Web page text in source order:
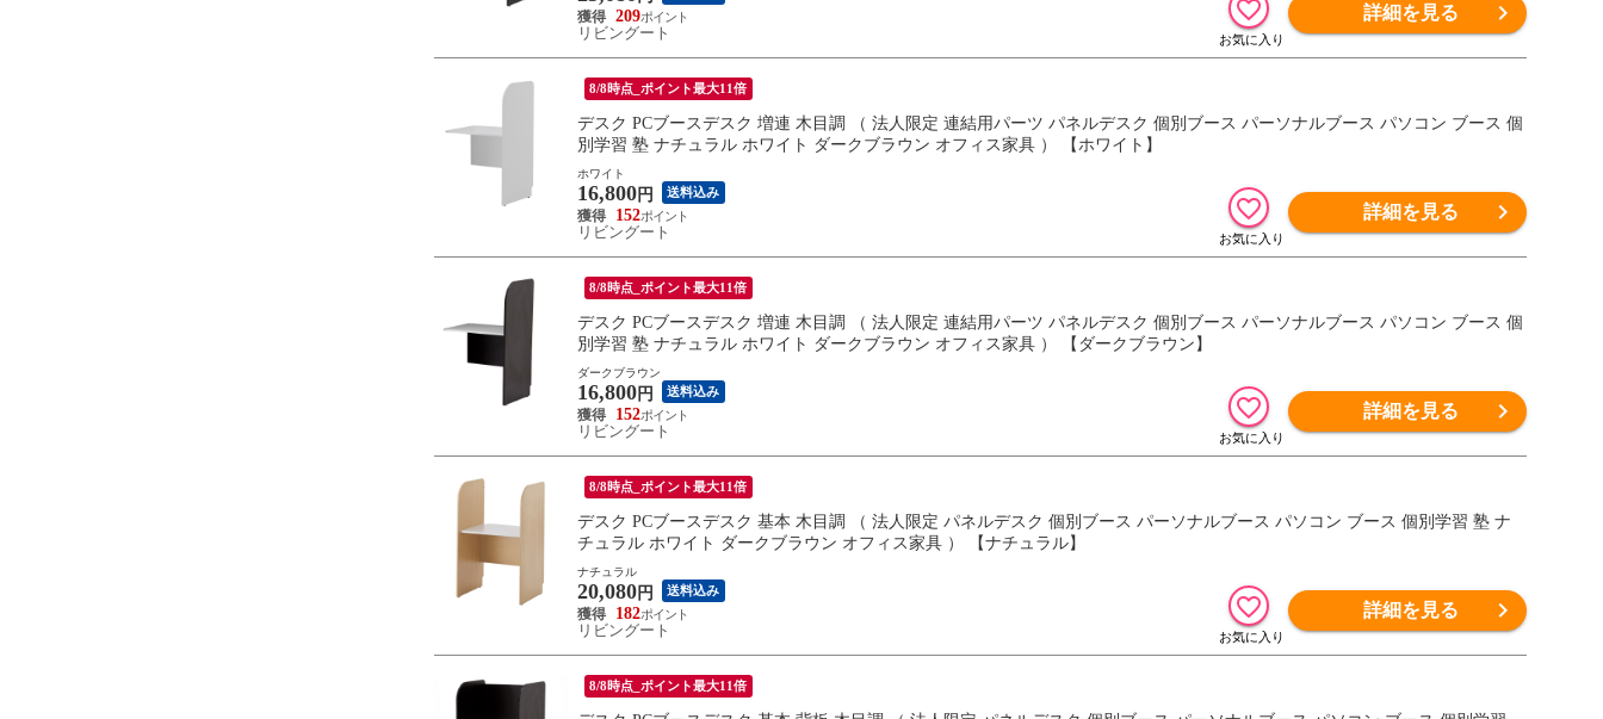
209
リビングート
詳細を見る
8/8時点_ポイント最大11倍
デスク PCブースデスク 増連 木目調 （ 法人限定 連結用パーツ パネルデスク 個別ブース パーソナルブース パソコン ブース 個
別学習 塾 ナチュラル ホワイト ダークブラウン オフィス家具 ） 【ホワイト】
ホワイト
16,800 円 送料込み
152
リビングート
詳細を見る
8/8時点_ポイント最大11倍
デスク PCブースデスク 増連 木目調 （ 法人限定 連結用パーツ パネルデスク 個別ブース パーソナルブース パソコン ブース 個
別学習 塾 ナチュラル ホワイト ダークブラウン オフィス家具 ） 【ダークブラウン】
ダークブラウン
16,800 円 送料込み
152
リビングート
詳細を見る
8/8時点_ポイント最大11倍
デスク PCブースデスク 基本 木目調 （ 法人限定 パネルデスク 個別ブース パーソナルブース パソコン ブース 個別学習 塾 ナ
チュラル ホワイト ダークブラウン オフィス家具 ） 【ナチュラル】
ナチュラル
20,080 円 送料込み
182
リビングート
詳細を見る
8/8時点_ポイント最大11倍